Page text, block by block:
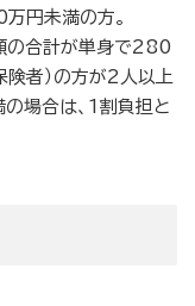
円未満の方。
の合計が単身で280
険者）の方が2人以上
場合は、1割負担と